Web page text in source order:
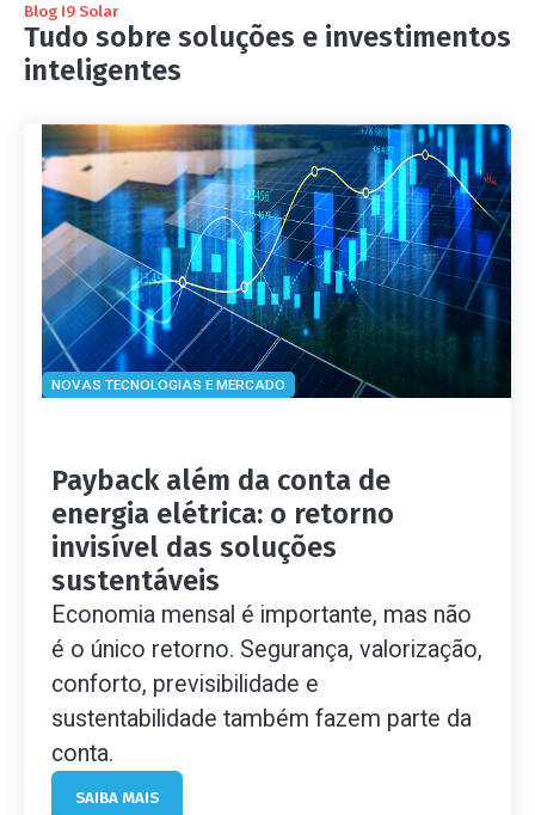
Blog I9 Solar
Tudo sobre soluções e investimentos
inteligentes
NOVAS TECNOLOGIAS E MERCADO
Payback além da conta de
energia elétrica: o retorno
invisível das soluções
sustentáveis
Economia mensal é importante, mas não
é o único retorno. Segurança, valorização,
conforto, previsibilidade e
sustentabilidade também fazem parte da
conta.
SAIBA MAIS